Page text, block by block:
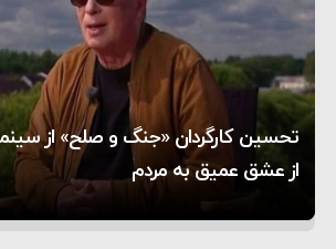
متوقف شدند
ترامپ مدعی توافق تاریخی برای
حماس شد
۸:۵۷
اعتراض عراقچی به همتای
به آمریکا در حملات به ایران
۱۶:۱۹
کشورهایی که به متجاوزان کمک
سختی خواهند گرفت
۱۰:۱۵
سنتکام پایان تجاوز جدید به ایران را
۶:۰۵
تحسین کارگردان «جنگ و صلح» از
از عشق عمیق به مردم
۵ شهر افسانه‌ای هخامنشی که هنوز هم زنده هستند
هر گریه‌ای نشانه گرسنگی نیست؛ چطور
بفهمیم؟